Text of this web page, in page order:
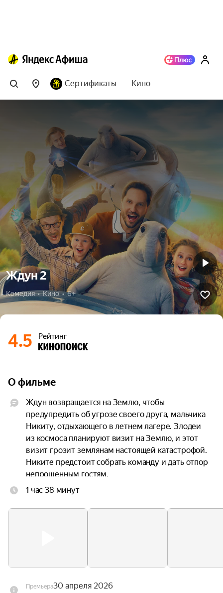
Сертификаты Кино
Ждун 2
Комедия  •  Кино  •  6+
4.5 Рейтинг
О фильме
Ждун возвращается на Землю, чтобы
предупредить об угрозе своего друга, мальчика
Никиту, отдыхающего в летнем лагере. Злодеи
из космоса планируют визит на Землю, и этот
визит грозит землянам настоящей катастрофой.
Никите предстоит собрать команду и дать отпор
непрошенным гостям.
1 час 38 минут
Премьера30 апреля 2026